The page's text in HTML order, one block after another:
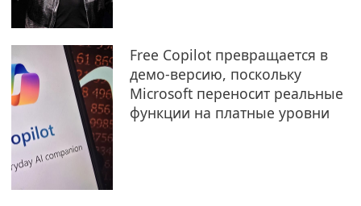
Free Copilot превращается в
демо-версию, поскольку
Microsoft переносит реальные
функции на платные уровни